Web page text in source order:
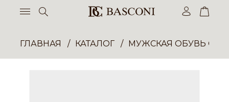
ГЛАВНАЯ КАТАЛОГ МУЖСКАЯ ОБУВЬ